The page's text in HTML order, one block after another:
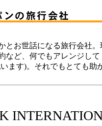
とお世話になる旅行会社
など、何でもアレンジし
ます)。それでもとても助